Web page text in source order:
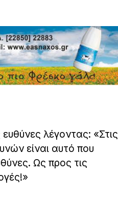
λέγοντας: «Στις
είναι αυτό που
Ως προς τις